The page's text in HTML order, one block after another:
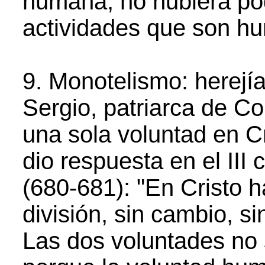
actividades que son
9. Monotelismo:
Sergio, patriarca de
una sola voluntad en
dio respuesta en el III
(680-681): "En Cristo
división, sin cambio,
Las dos voluntades